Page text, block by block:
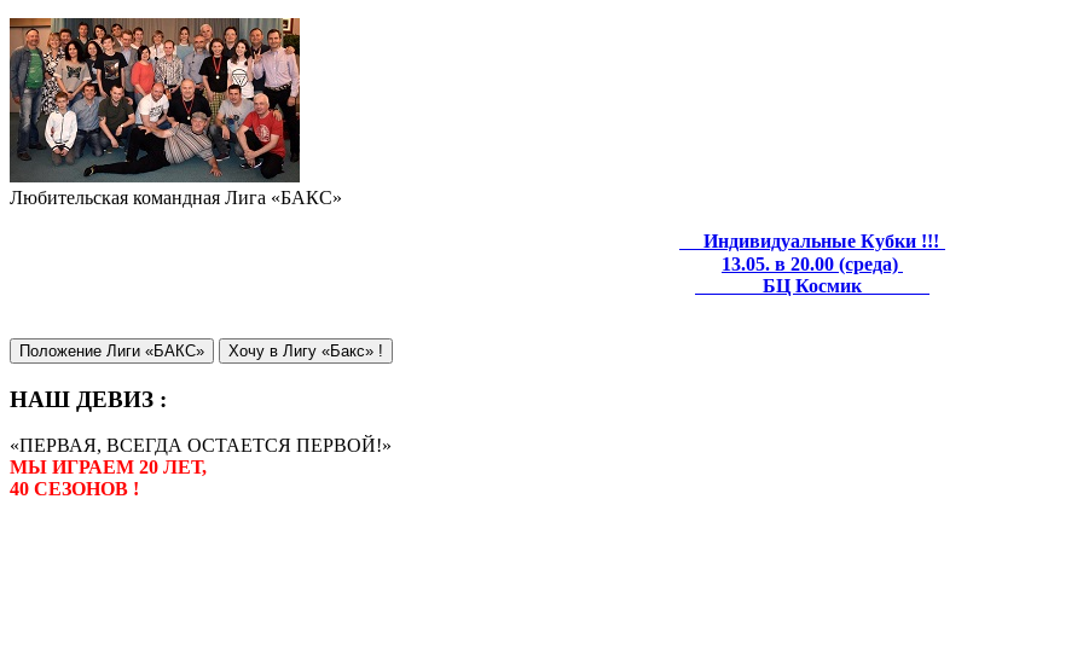
Любительская командная Лига «БАКС»
Индивидуальные Кубки !!!
13.05. в 20.00 (среда)
БЦ Космик
Положение Лиги «БАКС» Хочу в Лигу «Бакс» !
НАШ ДЕВИЗ :
«ПЕРВАЯ, ВСЕГДА ОСТАЕТСЯ ПЕРВОЙ!»
МЫ ИГРАЕМ 20 ЛЕТ,
40 СЕЗОНОВ !